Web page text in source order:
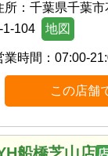
所： 千葉県千葉
1-104
地図
業時間： 07:00-
この店舗